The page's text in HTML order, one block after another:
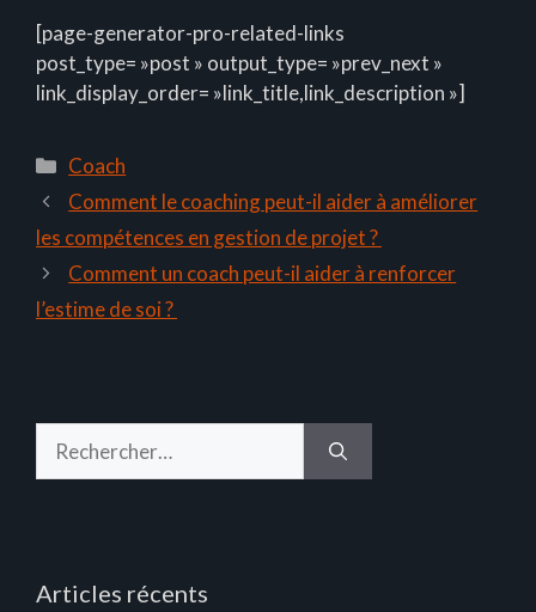
[page-generator-pro-related-links
post_type= »post » output_type= »prev_next »
link_display_order= »link_title,link_description »]
Catégories
Coach
Comment le coaching peut-il aider à améliorer
les compétences en gestion de projet ?
Comment un coach peut-il aider à renforcer
l’estime de soi ?
Articles récents